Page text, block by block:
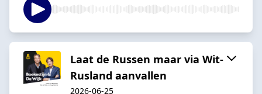
Laat de Russen maar via Wit-
Rusland aanvallen
2026-06-25